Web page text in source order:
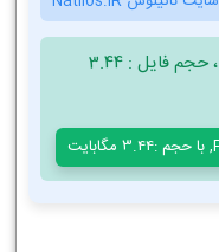
کیفیت : Document ، فرمت : PDF ، حجم فایل : 3.44